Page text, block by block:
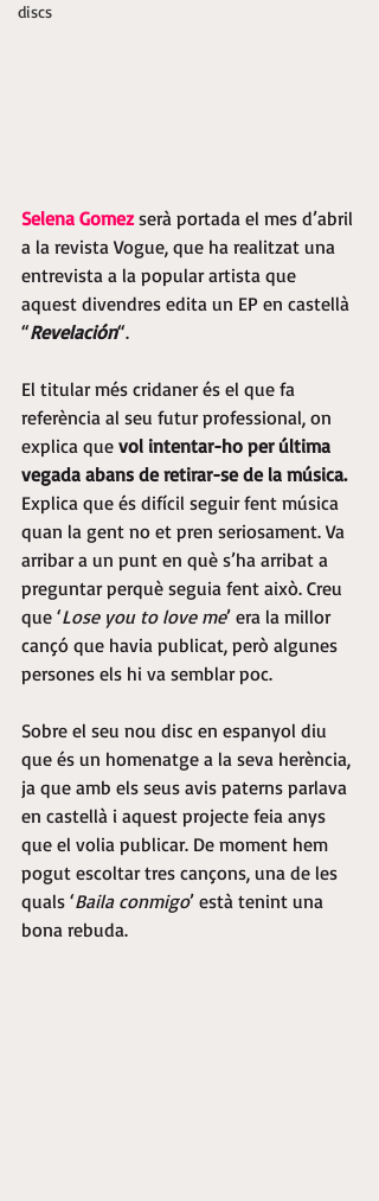
discs
Selena Gomez serà portada el mes d’abril
a la revista Vogue, que ha realitzat una
entrevista a la popular artista que
aquest divendres edita un EP en castellà
“Revelación“.
El titular més cridaner és el que fa
referència al seu futur professional, on
explica que vol intentar-ho per última
vegada abans de retirar-se de la música.
Explica que és difícil seguir fent música
quan la gent no et pren seriosament. Va
arribar a un punt en què s’ha arribat a
preguntar perquè seguia fent això. Creu
que ‘Lose you to love me’ era la millor
cançó que havia publicat, però algunes
persones els hi va semblar poc.
Sobre el seu nou disc en espanyol diu
que és un homenatge a la seva herència,
ja que amb els seus avis paterns parlava
en castellà i aquest projecte feia anys
que el volia publicar. De moment hem
pogut escoltar tres cançons, una de les
quals ‘Baila conmigo’ està tenint una
bona rebuda.